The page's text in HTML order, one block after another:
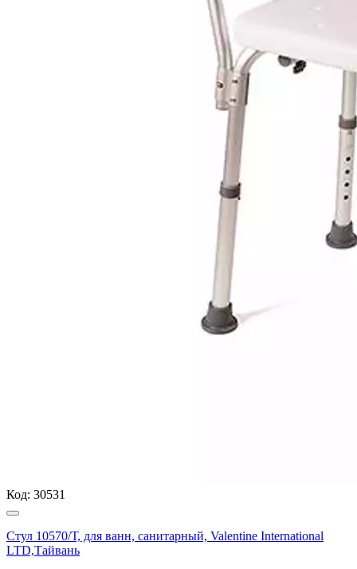
Код: 30531
Стул 10570/Т, для ванн, санитарный, Valentine International
LTD,Тайвань